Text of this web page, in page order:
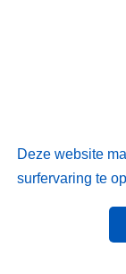
Deze website
surfervaring te